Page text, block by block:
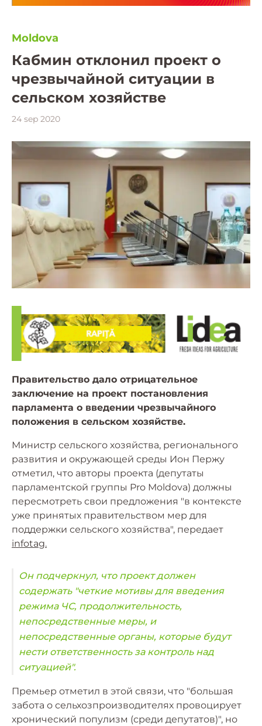
Moldova
Кабмин отклонил проект о
чрезвычайной ситуации в
сельском хозяйстве
24 sep 2020
Правительство дало отрицательное
заключение на проект постановления
парламента о введении чрезвычайного
положения в сельском хозяйстве.
Министр сельского хозяйства, регионального
развития и окружающей среды Ион Пержу
отметил, что авторы проекта (депутаты
парламентской группы Pro Moldova) должны
пересмотреть свои предложения "в контексте
уже принятых правительством мер для
поддержки сельского хозяйства", передает
infotag.
Он подчеркнул, что проект должен
содержать "четкие мотивы для введения
режима ЧС, продолжительность,
непосредственные меры, и
непосредственные органы, которые будут
нести ответственность за контроль над
ситуацией".
Премьер отметил в этой связи, что "большая
забота о сельхозпроизводителях провоцирует
хронический популизм (среди депутатов)", но